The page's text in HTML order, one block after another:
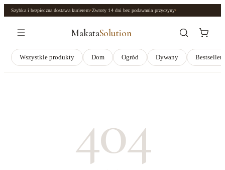
Szybka i bezpieczna dostawa kurierem•Zwroty 14 dni bez podawania przyczyny•
MakataSolution
Wszystkie produkty Dom Ogród Dywany Bestsellery
404